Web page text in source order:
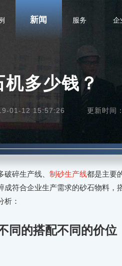
新闻 服务 企
机多少钱？
01-12 15:57:26 更新时间
碎生产线、 制砂生产线都是主要
符合企业生产需求的砂石物料，
析：
同的搭配不同的价位